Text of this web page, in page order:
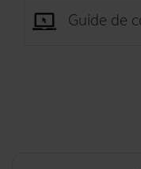
Guide de